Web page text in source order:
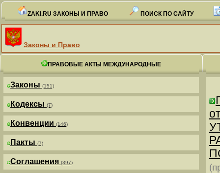
ZAKI.RU ЗАКОНЫ И ПРАВО ПОИСК ПО САЙТУ
Законы и Право
ПРАВОВЫЕ АКТЫ МЕЖДУНАРОДНЫЕ
Законы (151)
Кодексы (7)
Конвенции (146)
Пакты (7)
Соглашения (397)